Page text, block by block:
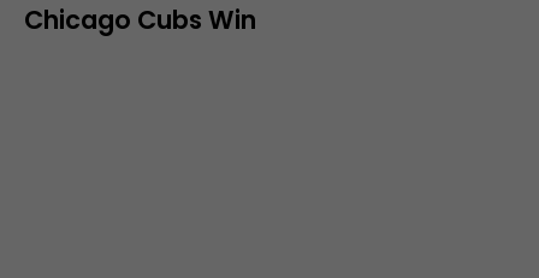
Chicago Cubs Win